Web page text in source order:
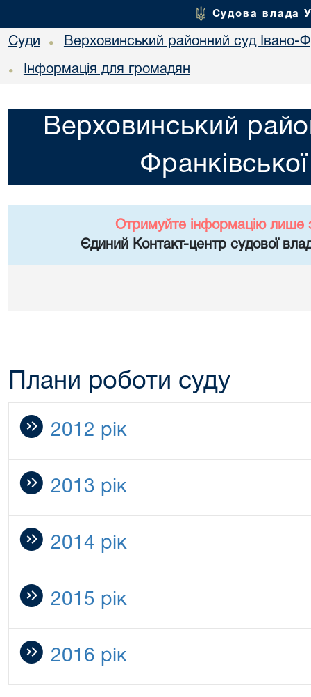
Судова влада
Суди • Верховинський районний суд Івано-
• Інформація для громадян
Верховинський
Отримуйте інформацію лише
Єдиний Контакт-центр судової
Плани роботи суду
2012 рік
2013 рік
2014 рік
2015 рік
2016 рік